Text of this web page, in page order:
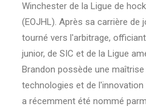
Winchester de la Ligue de
(EOJHL). Après sa carrière de
tourné vers l'arbitrage,
junior, de SIC et de la Ligue
Brandon possède une
technologies et de
a récemment été nommé